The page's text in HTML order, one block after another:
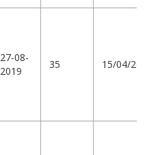
27-08-
2019
35 15/04/